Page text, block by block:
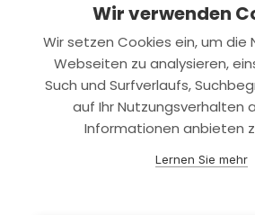
Rechtliches
Datenschutz
Wir verwenden
Wir setzen Cookies ein, um die
Webseiten zu analysieren,
Such und Surfverlaufs,
auf Ihr Nutzungsverhalten
Informationen anbieten
Lernen Sie mehr